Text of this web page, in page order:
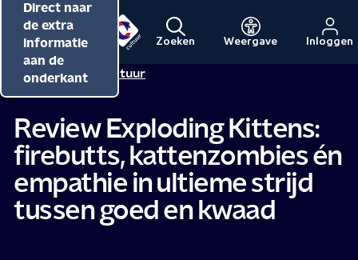
Direct naar
de inhoud
Direct naar
de
hoofdnavigatie
Direct naar
de extra
informatie
aan de
onderkant
Menu
Naar
de
beginpagina
NPO
beginpagina
NPO
Cultuur
Zoeken Weergave Inloggen
Redactie NPO Cultuur
Review Exploding Kittens:
firebutts, kattenzombies én
empathie in ultieme strijd
tussen goed en kwaad